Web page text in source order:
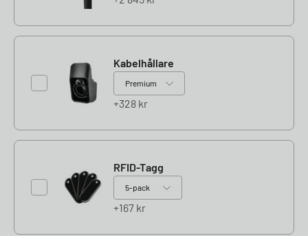
Kabelhållare
328 kr
RFID-Tagg
167 kr